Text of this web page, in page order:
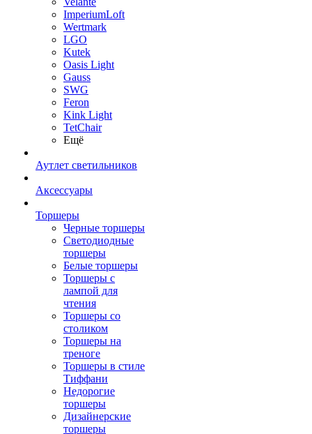
ImperiumLoft
Wertmark
LGO
Kutek
Oasis Light
Gauss
SWG
Feron
Kink Light
TetСhair
Ещё
Аутлет светильников
Аксессуары
Торшеры
Черные торшеры
Светодиодные
торшеры
Белые торшеры
Торшеры с
лампой для
чтения
Торшеры со
столиком
Торшеры на
треноге
Торшеры в стиле
Тиффани
Недорогие
торшеры
Дизайнерские
торшеры